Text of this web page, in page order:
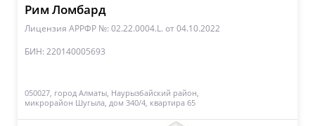
Рим Ломбард
Лицензия АРРФР №: 02.22.0004.L. от 04.10.2022
БИН: 220140005693
050027, город Алматы, Наурызбайский район,
микрорайон Шугыла, дом 340/4, квартира 65